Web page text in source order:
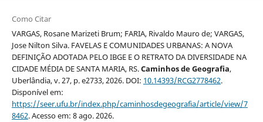
Como Citar
VARGAS, Rosane Marizeti Brum; FARIA, Rivaldo Mauro de; VARGAS,
Jose Nilton Silva. FAVELAS E COMUNIDADES URBANAS: A NOVA
DEFINIÇÃO ADOTADA PELO IBGE E O RETRATO DA DIVERSIDADE NA
CIDADE MÉDIA DE SANTA MARIA, RS.Caminhos de Geografia,
Uberlândia, v. 27, p. e2733, 2026. DOI: 10.14393/RCG2778462.
Disponível em:
https://seer.ufu.br/index.php/caminhosdegeografia/article/view/7
8462. Acesso em: 8 ago. 2026.